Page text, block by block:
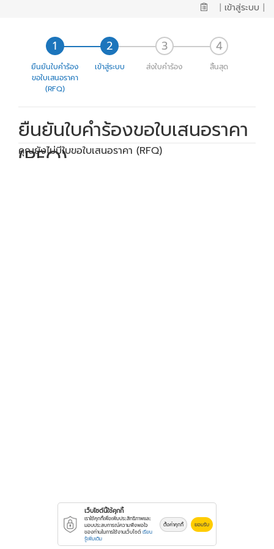
| เข้าสู่ระบบ |
ยืนยันใบคำร้อง
ขอใบเสนอราคา
(RFQ)
เข้าสู่ระบบ ส่งใบคำร้อง สิ้นสุด
ยืนยันใบคำร้องขอใบเสนอราคา
(RFQ)
คุณยังไม่มีใบขอใบเสนอราคา (RFQ)
เว็บไซต์นี้ใช้คุกกี้
เราใช้คุกกี้เพื่อเพิ่มประสิทธิภาพและ
มอบประสบการณ์ความพึงพอใจ
ของท่านในการใช้งานเว็บไซต์ เรียน
รู้เพิ่มเติม
ตั้งค่าคุกกี้ ยอมรับ